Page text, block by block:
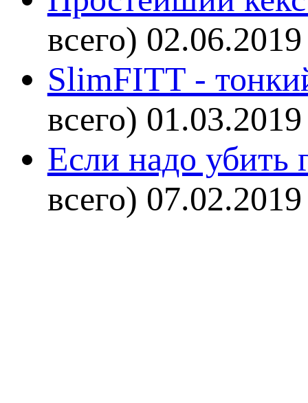
всего) 02.06.2019
SlimFITT -
всего) 01.03.2019
Если надо убить
всего) 07.02.2019